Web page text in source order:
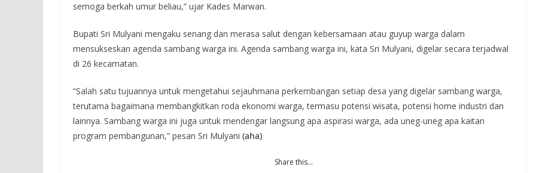
semoga berkah umur beliau,” ujar Kades Marwan.
Bupati Sri Mulyani mengaku senang dan merasa salut dengan kebersamaan atau guyup warga dalam
mensukseskan agenda sambang warga ini. Agenda sambang warga ini, kata Sri Mulyani, digelar secara terjadwal
di 26 kecamatan.
“Salah satu tujuannya untuk mengetahui sejauhmana perkembangan setiap desa yang digelar sambang warga,
terutama bagaimana membangkitkan roda ekonomi warga, termasu potensi wisata, potensi home industri dan
lainnya. Sambang warga ini juga untuk mendengar langsung apa aspirasi warga, ada uneg-uneg apa kaitan
program pembangunan,” pesan Sri Mulyani (aha)
Share this…